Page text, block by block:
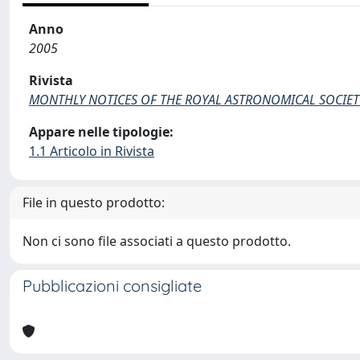
Anno
2005
Rivista
MONTHLY NOTICES OF THE ROYAL ASTRONOMICAL
Appare nelle tipologie:
1.1 Articolo in Rivista
File in questo prodotto:
Non ci sono file associati a questo prodotto.
Pubblicazioni consigliate